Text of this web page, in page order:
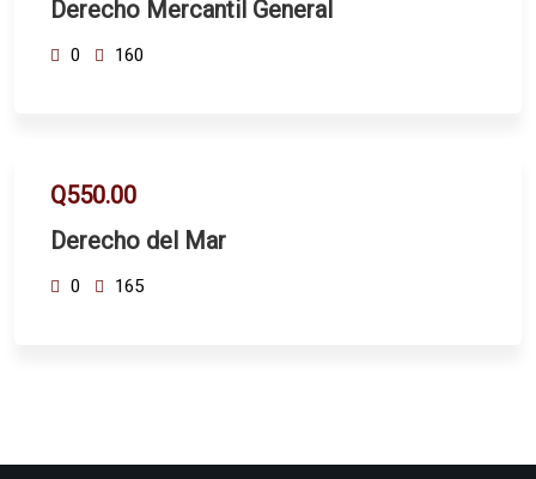
Derecho Mercantil General
0 160
Q550.00
Derecho del Mar
0 165